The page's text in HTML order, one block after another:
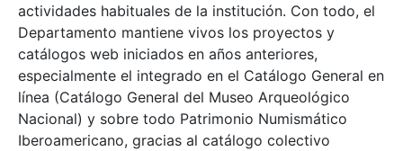
actividades habituales de la institución. Con todo, el
Departamento mantiene vivos los proyectos y
catálogos web iniciados en años anteriores,
especialmente el integrado en el Catálogo General en
línea (Catálogo General del Museo Arqueológico
Nacional) y sobre todo Patrimonio Numismático
Iberoamericano, gracias al catálogo colectivo